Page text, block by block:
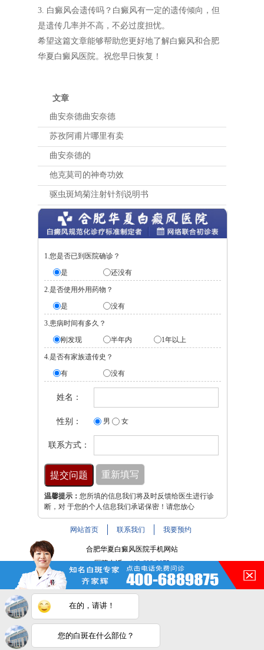
3. 白癜风会遗传吗？白癜风有一定的遗传倾向，但
是遗传几率并不高，不必过度担忧。
希望这篇文章能够帮助您更好地了解白癜风和合肥
华夏白癜风医院。祝您早日恢复！
文章
曲安奈德曲安奈德
苏孜阿甫片哪里有卖
曲安奈德的
他克莫司的神奇功效
驱虫斑鸠菊注射针剂说明书
1.您是否已到医院确诊？
是
还没有
2.是否使用外用药物？
是
没有
3.患病时间有多久？
刚发现
半年内 1年以上
4.是否有家族遗传史？
有
没有
姓名：
性别： 男 女
联系方式：
温馨提示： 您所填的信息我们将及时反馈给医生进行诊
断，对 于您的个人信息我们承诺保密！请您放心
网站首页 联系我们 我要预约
合肥华夏白癜风医院手机网站
医院电话：400-688-9875
医院地址：合肥市铜陵路与裕溪路交叉路口
注：本网站信息仅供参考，不能作为诊断及医疗依据，服用
药物或进行治疗时请遵医嘱。如有转载或引用文章涉及版权
问题，请与我们联系。
皖ICP备16014022号-9
在的，请讲！
您的白斑在什么部位？